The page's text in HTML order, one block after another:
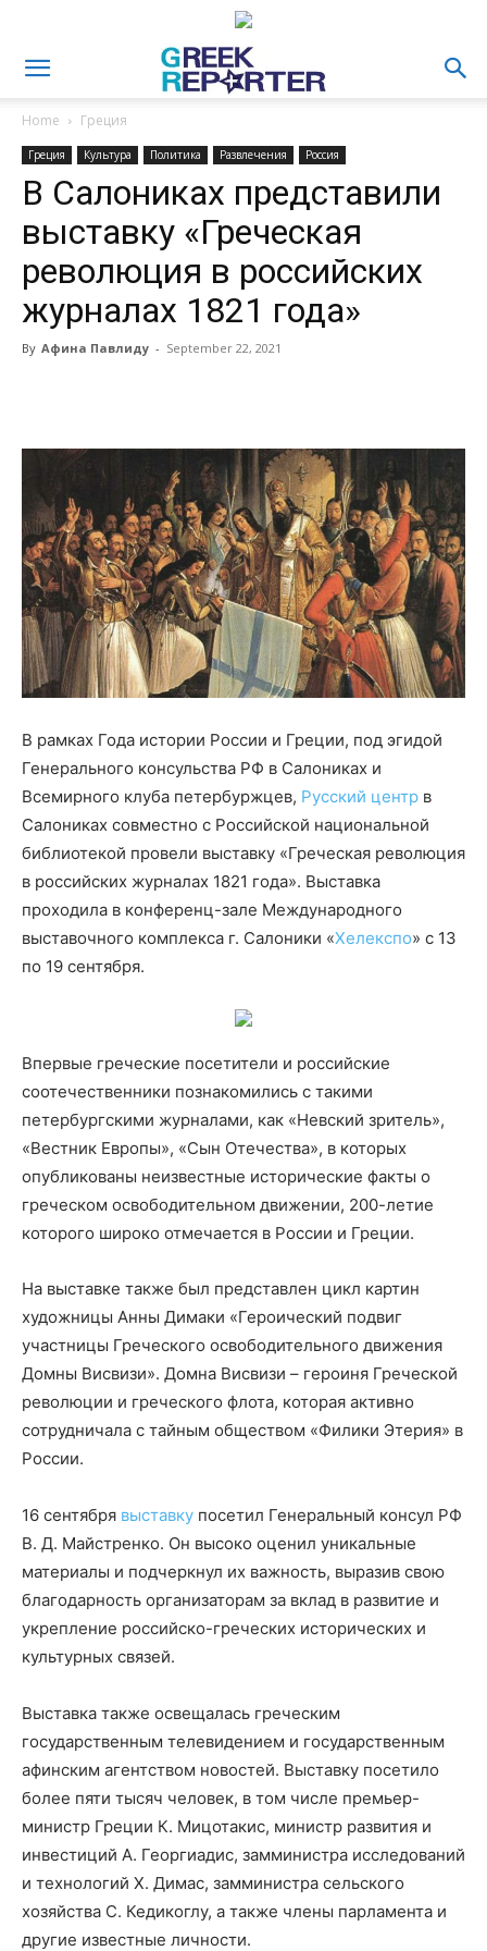
Home Греция
Греция Культура Политика Развлечения Россия
В Салониках представили
выставку «Греческая
революция в российских
журналах 1821 года»
By Афина Павлиду - September 22, 2021
В рамках Года истории России и Греции, под эгидой
Генерального консульства РФ в Салониках и
Всемирного клуба петербуржцев, Русский центр в
Салониках совместно с Российской национальной
библиотекой провели выставку «Греческая революция
в российских журналах 1821 года». Выставка
проходила в конференц-зале Международного
выставочного комплекса г. Салоники «Хелекспо» с 13
по 19 сентября.
Впервые греческие посетители и российские
соотечественники познакомились с такими
петербургскими журналами, как «Невский зритель»,
«Вестник Европы», «Сын Отечества», в которых
опубликованы неизвестные исторические факты о
греческом освободительном движении, 200-летие
которого широко отмечается в России и Греции.
На выставке также был представлен цикл картин
художницы Анны Димаки «Героический подвиг
участницы Греческого освободительного движения
Домны Висвизи». Домна Висвизи – героиня Греческой
революции и греческого флота, которая активно
сотрудничала с тайным обществом «Филики Этерия» в
России.
16 сентября выставку посетил Генеральный консул РФ
В. Д. Майстренко. Он высоко оценил уникальные
материалы и подчеркнул их важность, выразив свою
благодарность организаторам за вклад в развитие и
укрепление российско-греческих исторических и
культурных связей.
Выставка также освещалась греческим
государственным телевидением и государственным
афинским агентством новостей. Выставку посетило
более пяти тысяч человек, в том числе премьер-
министр Греции К. Мицотакис, министр развития и
инвестиций А. Георгиадис, замминистра исследований
и технологий Х. Димас, замминистра сельского
хозяйства С. Кедикоглу, а также члены парламента и
другие известные личности.